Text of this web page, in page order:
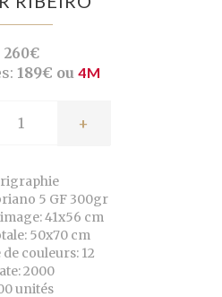
260€
189€ ou 4M
+
5 GF 300gr
41x56 cm
50x70 cm
couleurs: 12
2000
unités